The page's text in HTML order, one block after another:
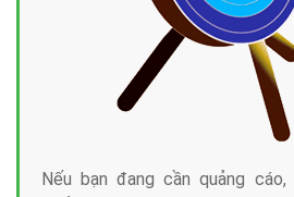
Nếu bạn đang cần quảng